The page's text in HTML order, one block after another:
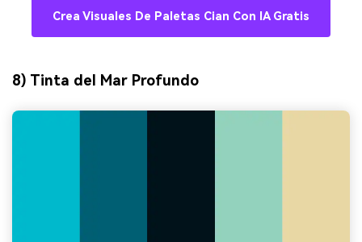
Crea Visuales De Paletas Cian Con IA Gratis
8) Tinta del Mar Profundo